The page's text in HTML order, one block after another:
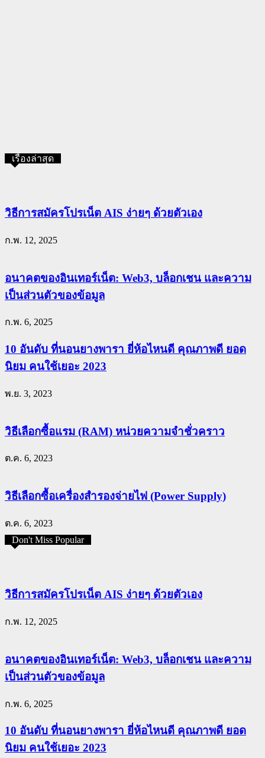
เรื่องล่าสุด
วิธีการสมัครโปรเน็ต AIS ง่ายๆ ด้วยตัวเอง
ก.พ. 12, 2025
อนาคตของอินเทอร์เน็ต: Web3, บล็อกเชน และความ
เป็นส่วนตัวของข้อมูล
ก.พ. 6, 2025
10 อันดับ ที่นอนยางพารา ยี่ห้อไหนดี คุณภาพดี ยอด
นิยม คนใช้เยอะ 2023
พ.ย. 3, 2023
วิธีเลือกซื้อแรม (RAM) หน่วยความจำชั่วคราว
ต.ค. 6, 2023
วิธีเลือกซื้อเครื่องสำรองจ่ายไฟ (Power Supply)
ต.ค. 6, 2023
Don't Miss Popular
วิธีการสมัครโปรเน็ต AIS ง่ายๆ ด้วยตัวเอง
ก.พ. 12, 2025
อนาคตของอินเทอร์เน็ต: Web3, บล็อกเชน และความ
เป็นส่วนตัวของข้อมูล
ก.พ. 6, 2025
10 อันดับ ที่นอนยางพารา ยี่ห้อไหนดี คุณภาพดี ยอด
นิยม คนใช้เยอะ 2023